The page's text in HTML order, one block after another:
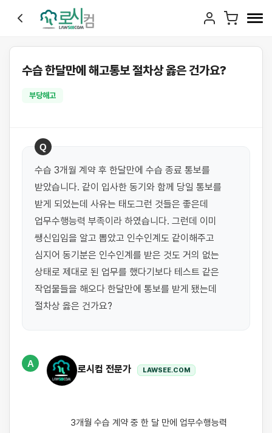
수습 한달만에 해고통보 절차상 옳은 건가요?
부당해고
Q
수습 3개월 계약 후 한달만에 수습 종료 통보를
받았습니다. 같이 입사한 동기와 함께 당일 통보를
받게 되었는데 사유는 태도그런 것들은 좋은데
업무수행능력 부족이라 하였습니다. 그런데 이미
쌩신입임을 알고 뽑았고 인수인계도 같이해주고
심지어 동기분은 인수인계를 받은 것도 거의 없는
상태로 제대로 된 업무를 했다기보다 테스트 같은
작업물들을 해오다 한달만에 통보를 받게 됐는데
절차상 옳은 건가요?
A
로시컴 전문가 LAWSEE.COM